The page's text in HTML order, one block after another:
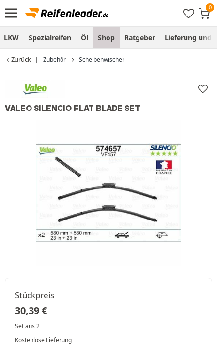
LKW Spezialreifen Öl Shop Ratgeber Lieferung und
Zurück Zubehör Scheibenwischer
VALEO SILENCIO FLAT BLADE SET
Stückpreis
30,39€
Set aus 2
Kostenlose Lieferung